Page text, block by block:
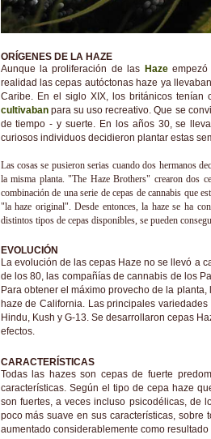
ORÍGENES DE LA HAZE
Aunque la proliferación de las Hazeempezó
realidad las cepas autóctonas haze ya
Caribe. En el siglo XIX, los británicos
cultivabanpara su uso recreativo. Que se
de tiempo - y suerte. En los años 30, se
curiosos individuos decidieron plantar estas
Las cosas se pusieron serias cuando dos hermanos
la misma planta. "The Haze Brothers" crearon dos
combinación de una serie de cepas de cannabis que
"la haze original". Desde entonces, la haze se ha
distintos tipos de cepas disponibles, se pueden
EVOLUCIÓN
La evolución de las cepas Haze no se llevó a
de los 80, las compañías de cannabis de los
Para obtener el máximo provecho de la
haze de California. Las principales
Hindu, Kush y G-13. Se desarrollaron cepas
efectos.
CARACTERÍSTICAS
Todas las hazes son cepas de fuerte
características. Según el tipo de cepa haze
son fuertes, a veces incluso psicodélicas, de
poco más suave en sus características,
aumentado considerablemente como